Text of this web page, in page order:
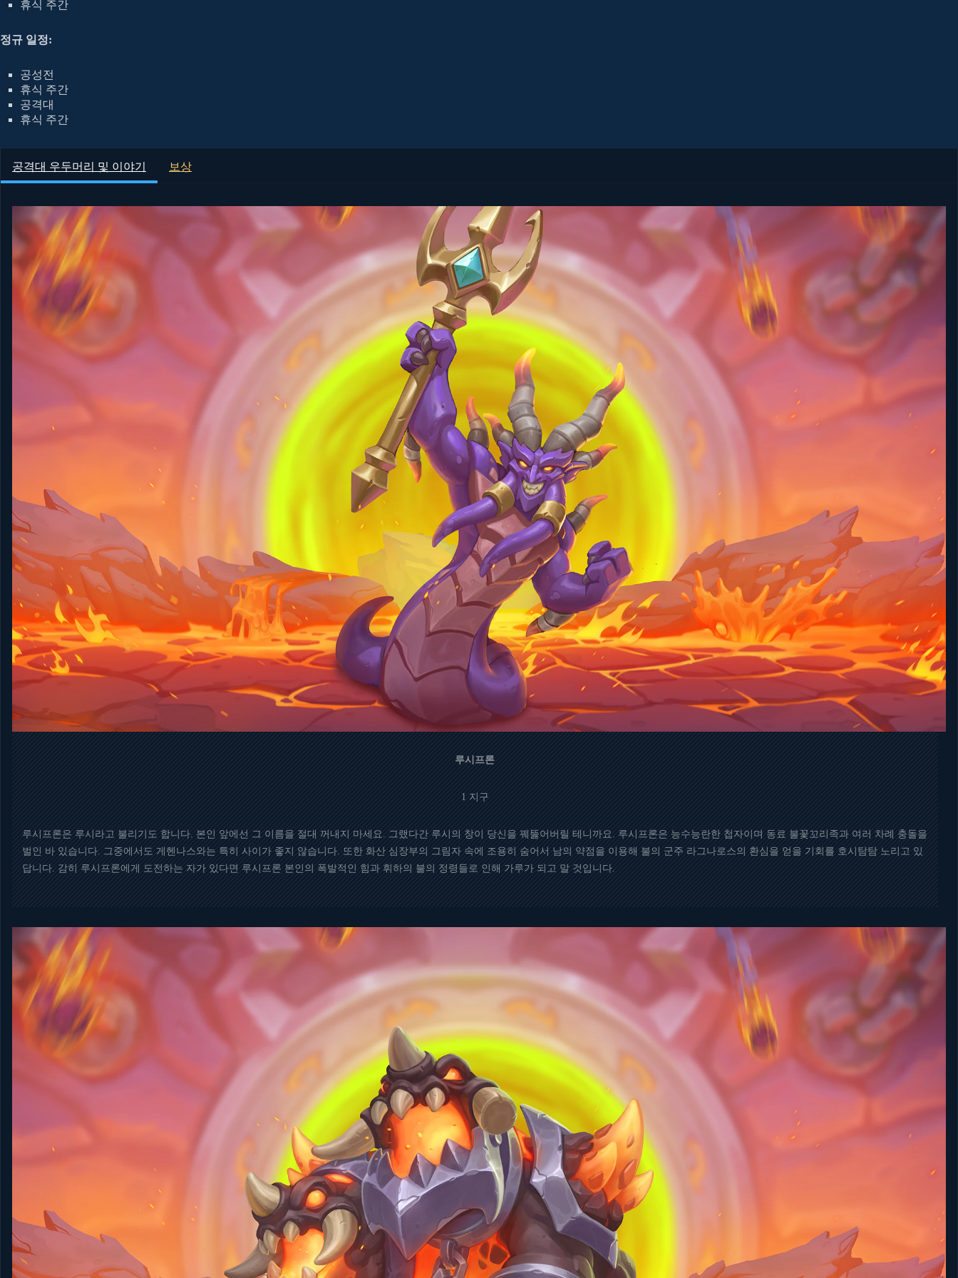
휴식 주간
정규 일정:
공성전
휴식 주간
공격대
휴식 주간
공격대 우두머리 및 이야기 보상
루시프론
1 지구
루시프론은 루시라고 불리기도 합니다. 본인 앞에선 그 이름을 절대 꺼내지 마세요. 그랬다간 루시의 창이 당신을 꿰뚫어버릴 테니까요. 루시프론은 능수능란한 첩자이며 동료 불꽃꼬리족과 여러 차례 충돌을
벌인 바 있습니다. 그중에서도 게헨나스와는 특히 사이가 좋지 않습니다. 또한 화산 심장부의 그림자 속에 조용히 숨어서 남의 약점을 이용해 불의 군주 라그나로스의 환심을 얻을 기회를 호시탐탐 노리고 있
답니다. 감히 루시프론에게 도전하는 자가 있다면 루시프론 본인의 폭발적인 힘과 휘하의 불의 정령들로 인해 가루가 되고 말 것입니다.